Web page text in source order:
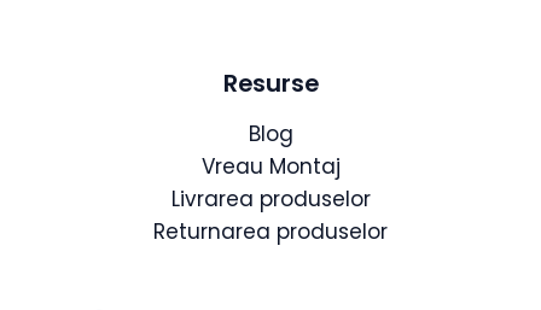
Resurse
Blog
Vreau Montaj
Livrarea produselor
Returnarea produselor